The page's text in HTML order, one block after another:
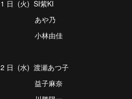
1 日 (火) SI紫KI
あや乃
小林由佳
2 日 (水) 渡瀬あつ子
益子麻奈